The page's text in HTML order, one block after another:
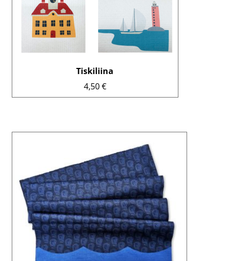
Tiskiliina
4,50€
sivulla.